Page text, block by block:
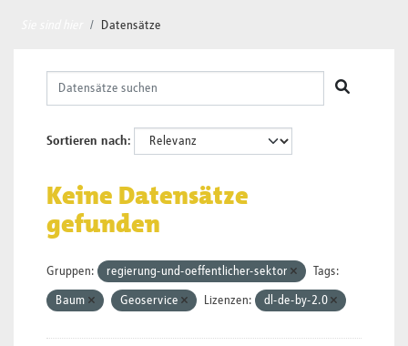
Datensätze
Sortieren nach
Keine Datensätze
gefunden
Gruppen: regierung-und-oeffentlicher-sektor Tags:
Baum Geoservice Lizenzen: dl-de-by-2.0